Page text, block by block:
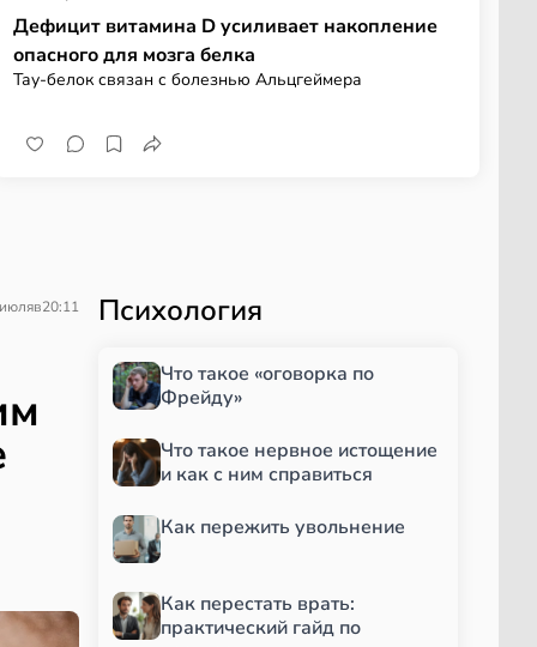
Дефицит витамина D усиливает накопление
опасного для мозга белка
Тау-белок связан с болезнью Альцгеймера
в20:11 Психология
Что такое «оговорка по
Фрейду»
Что такое нервное истощение
и как с ним справиться
Как пережить увольнение
Как перестать врать:
практический гайд по